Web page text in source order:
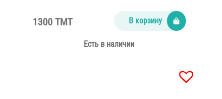
1300 TMT В корзину
Есть в наличии